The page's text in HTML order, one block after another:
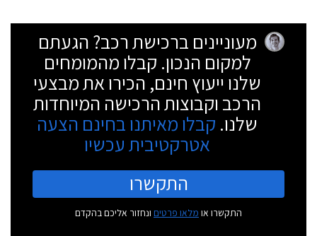
מעוניינים ברכישת רכב? הגעתם
למקום הנכון. קבלו מהמומחים
שלנו ייעוץ חינם, הכירו את מבצעי
הרכב וקבוצות הרכישה המיוחדות
שלנו. קבלו מאיתנו בחינם הצעה
אטרקטיבית עכשיו
התקשרו
התקשרו או מלאו פרטים ונחזור אליכם בהקדם